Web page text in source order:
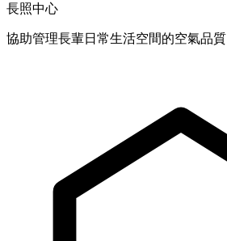
長照中心
協助管理長輩日常生活空間的空氣品質